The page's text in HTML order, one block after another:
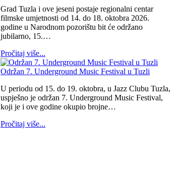
Grad Tuzla i ove jeseni postaje regionalni centar
filmske umjetnosti od 14. do 18. oktobra 2026.
godine u Narodnom pozorištu bit će održano
jubilarno, 15.…
Pročitaj više...
Održan 7. Underground Music Festival u Tuzli
U periodu od 15. do 19. oktobra, u Jazz Clubu Tuzla,
uspješno je održan 7. Underground Music Festival,
koji je i ove godine okupio brojne…
Pročitaj više...